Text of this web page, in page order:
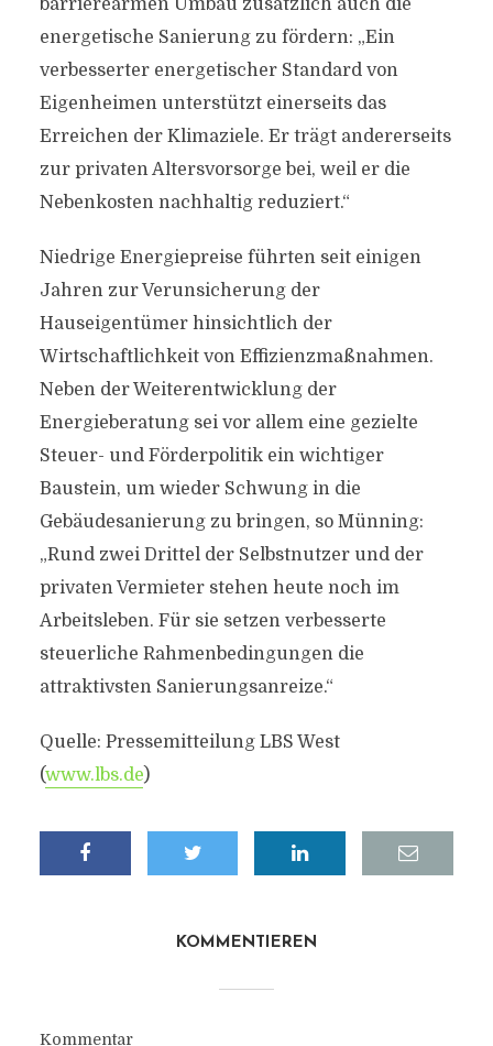
barrierearmen Umbau zusätzlich auch die
energetische Sanierung zu fördern: „Ein
verbesserter energetischer Standard von
Eigenheimen unterstützt einerseits das
Erreichen der Klimaziele. Er trägt andererseits
zur privaten Altersvorsorge bei, weil er die
Nebenkosten nachhaltig reduziert.“
Niedrige Energiepreise führten seit einigen
Jahren zur Verunsicherung der
Hauseigentümer hinsichtlich der
Wirtschaftlichkeit von Effizienzmaßnahmen.
Neben der Weiterentwicklung der
Energieberatung sei vor allem eine gezielte
Steuer- und Förderpolitik ein wichtiger
Baustein, um wieder Schwung in die
Gebäudesanierung zu bringen, so Münning:
„Rund zwei Drittel der Selbstnutzer und der
privaten Vermieter stehen heute noch im
Arbeitsleben. Für sie setzen verbesserte
steuerliche Rahmenbedingungen die
attraktivsten Sanierungsanreize.“
Quelle: Pressemitteilung LBS West
(www.lbs.de)
KOMMENTIEREN
Kommentar